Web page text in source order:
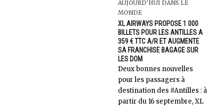
AUJOURD'HUI DANS LE
MONDE
XL AIRWAYS PROPOSE 1 000
BILLETS POUR LES ANTILLES A
359 € TTC A/R ET AUGMENTE
SA FRANCHISE BAGAGE SUR
LES DOM
Deux bonnes nouvelles
pour les passagers à
destination des #Antilles : à
partir du 16 septembre, XL